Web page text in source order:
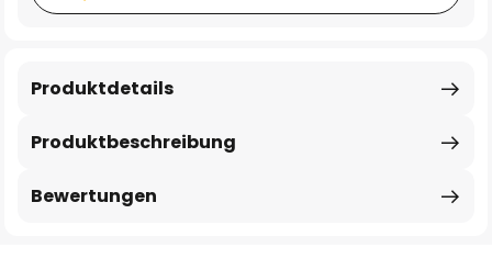
Produktbeschreibung
Produktdetails
Bewertungen